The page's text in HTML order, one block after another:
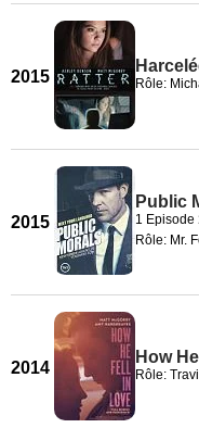
2015 Rôle:
2015
Public
1 Episode
Rôle: Mr.
2014
How
Rôle: